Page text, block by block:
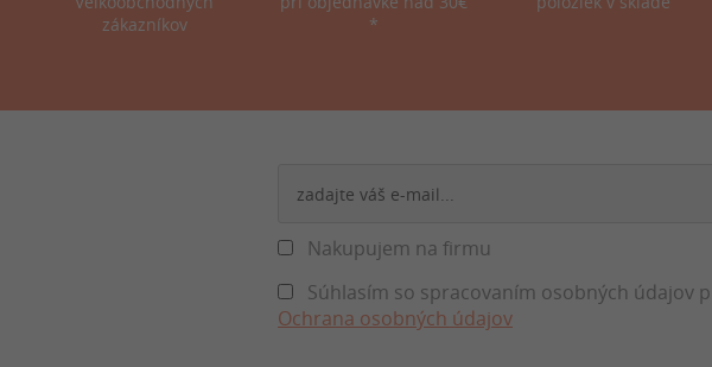
zákazníkov
*
Nakupujem na firmu
Súhlasím so spracovaním osobných údajov
Ochrana osobných údajov